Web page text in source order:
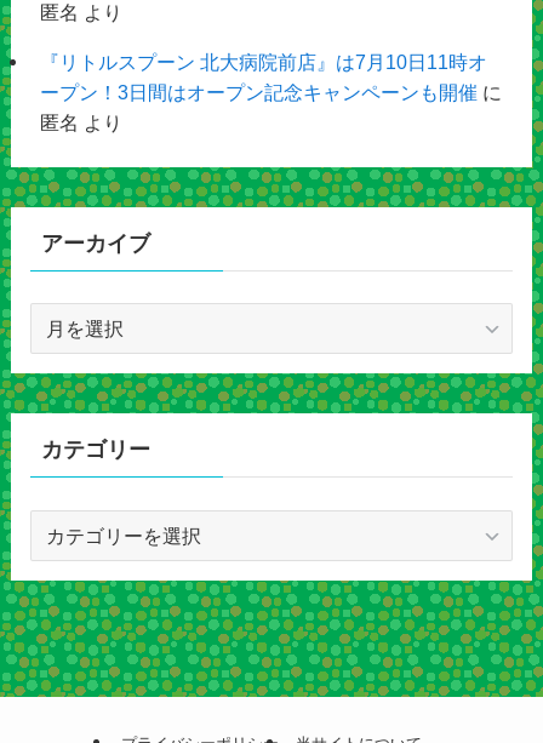
匿名 より
『リトルスプーン 北大病院前店』は7月10日11時オ
ープン！3日間はオープン記念キャンペーンも開催 に
匿名 より
アーカイブ
カ
イ
カテゴリー
ゴ
リ
ー